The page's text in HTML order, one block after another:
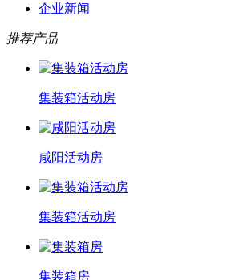
企业新闻
推荐产品
集装箱活动房
咸阳活动房
集装箱活动房
集装箱房